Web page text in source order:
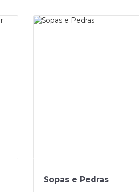
Sopas e Pedras